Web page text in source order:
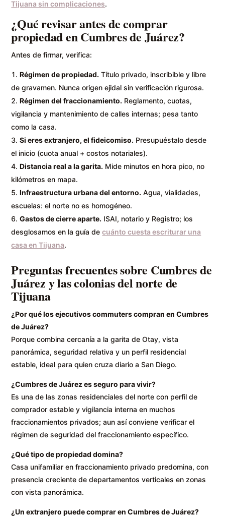
Tijuana sin complicaciones.
¿Qué revisar antes de comprar
propiedad en Cumbres de Juárez?
Antes de firmar, verifica:
Régimen de propiedad. Título privado, inscribible y libre
de gravamen. Nunca origen ejidal sin verificación rigurosa.
Régimen del fraccionamiento. Reglamento, cuotas,
vigilancia y mantenimiento de calles internas; pesa tanto
como la casa.
Si eres extranjero, el fideicomiso. Presupuéstalo desde
el inicio (cuota anual + costos notariales).
Distancia real a la garita. Mide minutos en hora pico, no
kilómetros en mapa.
Infraestructura urbana del entorno. Agua, vialidades,
escuelas: el norte no es homogéneo.
Gastos de cierre aparte. ISAI, notario y Registro; los
desglosamos en la guía decuánto cuesta escriturar una
casa en Tijuana.
Preguntas frecuentes sobre Cumbres de
Juárez y las colonias del norte de
Tijuana
¿Por qué los ejecutivos commuters compran en Cumbres
de Juárez?
Porque combina cercanía a la garita de Otay, vista
panorámica, seguridad relativa y un perfil residencial
estable, ideal para quien cruza diario a San Diego.
¿Cumbres de Juárez es seguro para vivir?
Es una de las zonas residenciales del norte con perfil de
comprador estable y vigilancia interna en muchos
fraccionamientos privados; aun así conviene verificar el
régimen de seguridad del fraccionamiento específico.
¿Qué tipo de propiedad domina?
Casa unifamiliar en fraccionamiento privado predomina, con
presencia creciente de departamentos verticales en zonas
con vista panorámica.
¿Un extranjero puede comprar en Cumbres de Juárez?